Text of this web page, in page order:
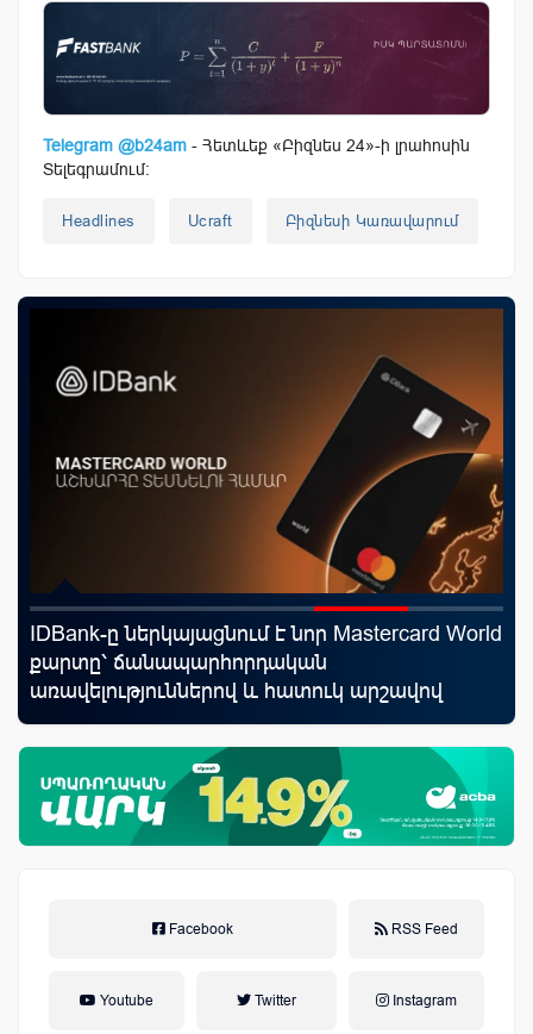
Telegram @b24am - Հետևեք «Բիզնես 24»-ի լրահոսին
Տելեգրամում:
Headlines Ucraft Բիզնեսի Կառավարում
IDBank-ը ներկայացնում է նոր Mastercard World
քարտը՝ ճանապարհորդական
առավելություններով և հատուկ արշավով
Facebook RSS Feed
Youtube Twitter Instagram